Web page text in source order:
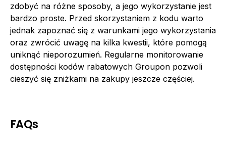
zdobyć na różne sposoby, a jego wykorzystanie jest
bardzo proste. Przed skorzystaniem z kodu warto
jednak zapoznać się z warunkami jego wykorzystania
oraz zwrócić uwagę na kilka kwestii, które pomogą
uniknąć nieporozumień. Regularne monitorowanie
dostępności kodów rabatowych Groupon pozwoli
cieszyć się zniżkami na zakupy jeszcze częściej.
FAQs